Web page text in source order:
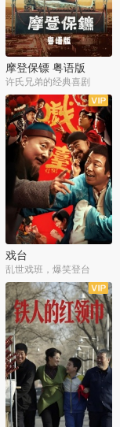
摩登保镖 粤语版
许氏兄弟的经典喜剧
戏台
乱世戏班，爆笑登台